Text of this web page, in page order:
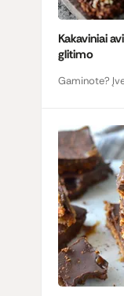
Kakaviniai
glitimo
Gaminote?